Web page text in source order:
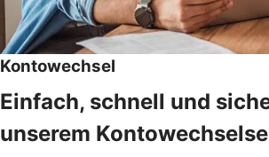
Kontowechsel
Einfach, schnell und
unserem